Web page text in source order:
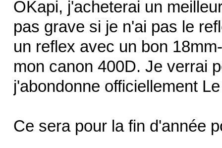
OKapi, j'acheterai un
pas grave si je n'ai pas le
un reflex avec un bon
mon canon 400D. Je verrai
j'abondonne officiellement
Ce sera pour la fin d'année